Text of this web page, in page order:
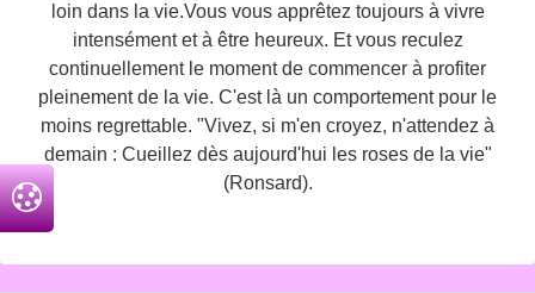
loin dans la vie.Vous vous apprêtez toujours à vivre
intensément et à être heureux. Et vous reculez
continuellement le moment de commencer à profiter
pleinement de la vie. C'est là un comportement pour le
moins regrettable. "Vivez, si m'en croyez, n'attendez à
demain : Cueillez dès aujourd'hui les roses de la vie"
(Ronsard).